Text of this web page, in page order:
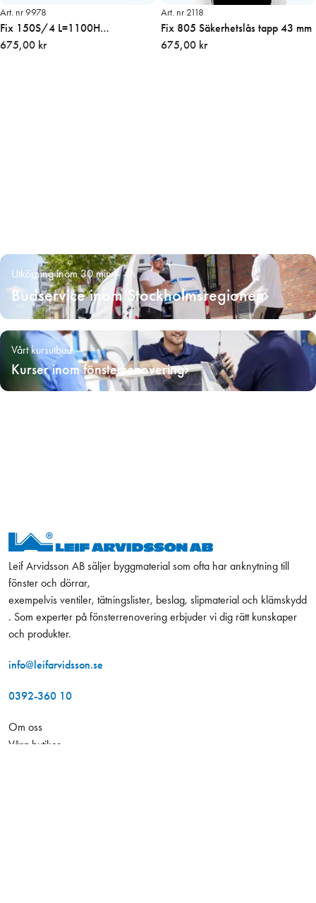
Art. nr 9978
Fix 150S/4 L=1100H
fönsterbroms / dörrbroms
675,00 kr
Art. nr 2118
Fix 805 Säkerhetslås tapp 43 mm
675,00 kr
Utkörning inom 30 min – 4h
Budservice inom Stockholmsregionen
Vårt kursutbud
Kurser inom fönsterrenovering
Leif Arvidsson AB säljer byggmaterial som ofta har anknytning till
fönster och dörrar,
exempelvis ventiler, tätningslister, beslag, slipmaterial och klämskydd
. Som experter på fönsterrenovering erbjuder vi dig rätt kunskaper
och produkter.
info@leifarvidsson.se
0392-360 10
Om oss
Våra butiker